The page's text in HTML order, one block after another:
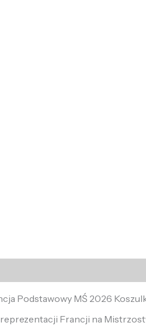
Podstawowy MŚ 2026
Francji na